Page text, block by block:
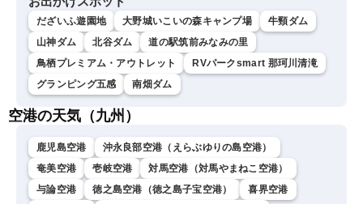
だざいふ遊園地 大野城いこいの森キャンプ場
牛頸ダム
山神ダム
北谷ダム
道の駅筑前みなみの里
鳥栖プレミアム・アウトレット
RVパークsmart 那珂川清滝
グランピング五感
南畑ダム
空港の天気（九州）
鹿児島空港
沖永良部空港（えらぶゆりの島空港）
奄美空港
壱岐空港
対馬空港（対馬やまねこ空港）
与論空港
徳之島空港（徳之島子宝空港）
喜界空港